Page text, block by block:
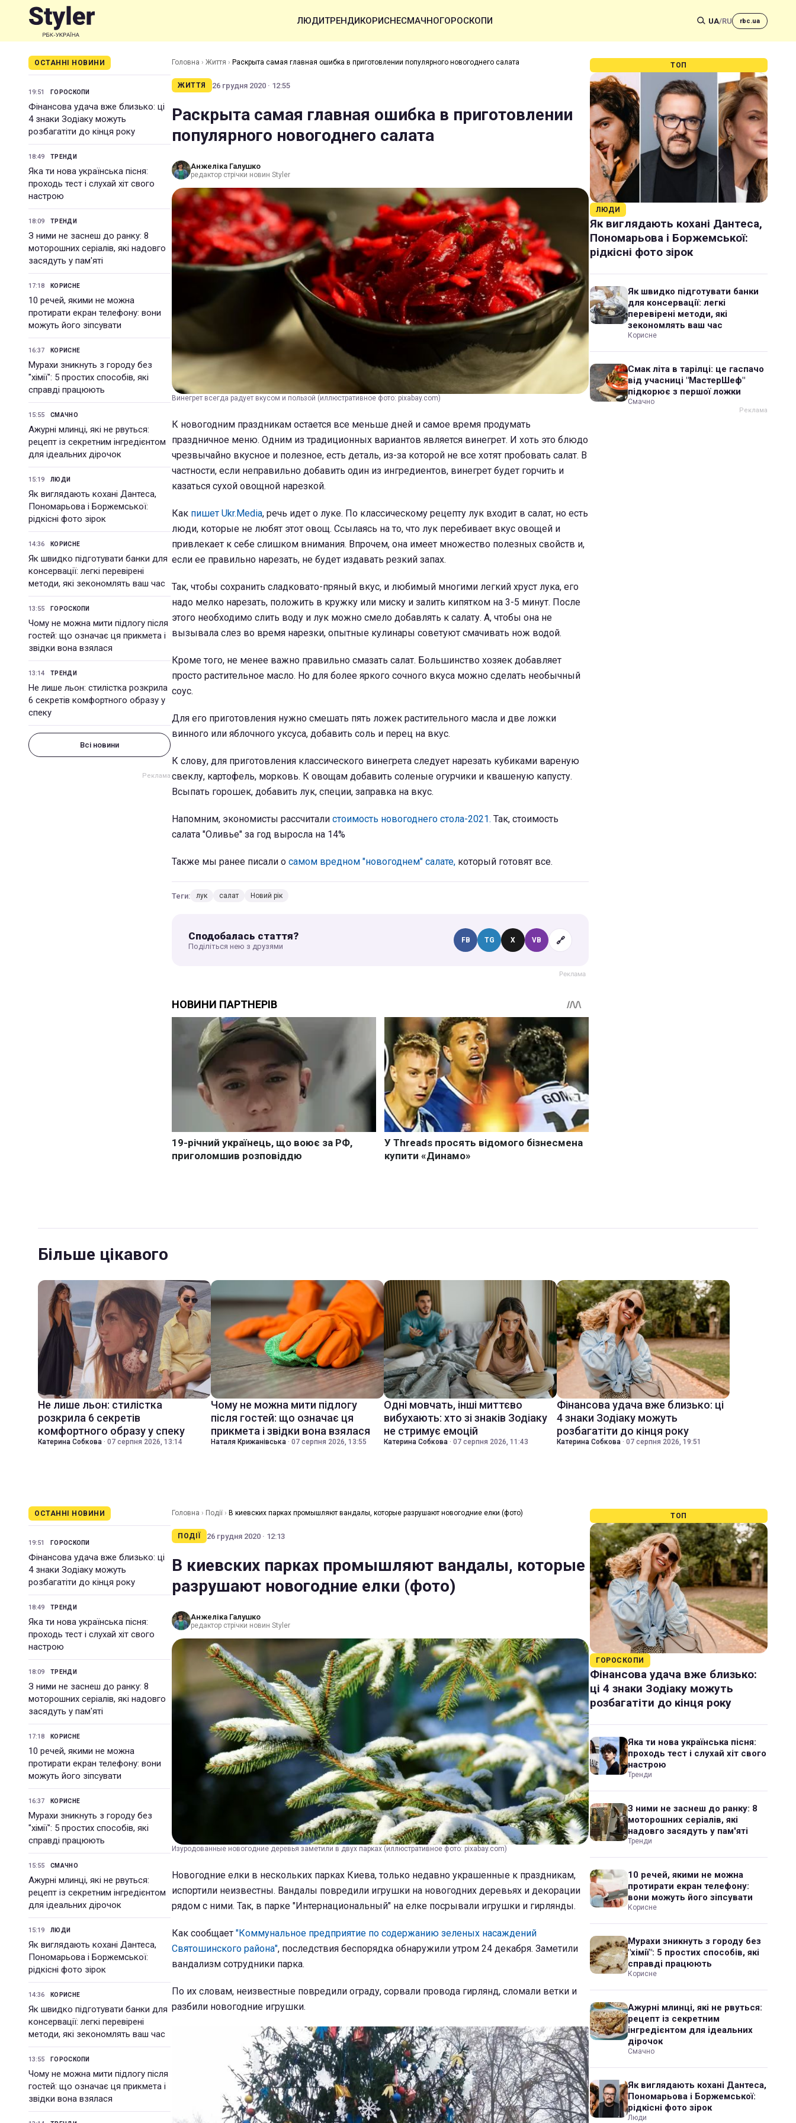
ЛЮДИТРЕНДИКОРИСНЕСМАЧНОГОРОСКОПИ UA/RU rbc.ua
ОСТАННІ НОВИНИ
19:51 ГОРОСКОПИ
Фінансова удача вже близько: ці
4 знаки Зодіаку можуть
розбагатіти до кінця року
18:49 ТРЕНДИ
Яка ти нова українська пісня:
проходь тест і слухай хіт свого
настрою
18:09 ТРЕНДИ
З ними не заснеш до ранку: 8
моторошних серіалів, які надовго
засядуть у пам'яті
17:18 КОРИСНЕ
10 речей, якими не можна
протирати екран телефону: вони
можуть його зіпсувати
16:37 КОРИСНЕ
Мурахи зникнуть з городу без
"хімії": 5 простих способів, які
справді працюють
15:55 СМАЧНО
Ажурні млинці, які не рвуться:
рецепт із секретним інгредієнтом
для ідеальних дірочок
15:19 ЛЮДИ
Як виглядають кохані Дантеса,
Пономарьова і Боржемської:
рідкісні фото зірок
14:36 КОРИСНЕ
Як швидко підготувати банки для
консервації: легкі перевірені
методи, які зекономлять ваш час
13:55 ГОРОСКОПИ
Чому не можна мити підлогу після
гостей: що означає ця прикмета і
звідки вона взялася
13:14 ТРЕНДИ
Не лише льон: стилістка розкрила
6 секретів комфортного образу у
спеку
Всі новини
Головна › Життя › Раскрыта самая главная ошибка в приготовлении популярного новогоднего салата
ЖИТТЯ 26 грудня 2020 · 12:55
Раскрыта самая главная ошибка в приготовлении
популярного новогоднего салата
Анжеліка Галушко
редактор стрічки новин Styler
Винегрет всегда радует вкусом и пользой (иллюстративное фото: pixabay.com)
К новогодним праздникам остается все меньше дней и самое время продумать
праздничное меню. Одним из традиционных вариантов является винегрет. И хоть это блюдо
чрезвычайно вкусное и полезное, есть деталь, из-за которой не все хотят пробовать салат. В
частности, если неправильно добавить один из ингредиентов, винегрет будет горчить и
казаться сухой овощной нарезкой.
Как пишет Ukr.Media, речь идет о луке. По классическому рецепту лук входит в салат, но есть
люди, которые не любят этот овощ. Ссылаясь на то, что лук перебивает вкус овощей и
привлекает к себе слишком внимания. Впрочем, она имеет множество полезных свойств и,
если ее правильно нарезать, не будет издавать резкий запах.
Так, чтобы сохранить сладковато-пряный вкус, и любимый многими легкий хруст лука, его
надо мелко нарезать, положить в кружку или миску и залить кипятком на 3-5 минут. После
этого необходимо слить воду и лук можно смело добавлять к салату. А, чтобы она не
вызывала слез во время нарезки, опытные кулинары советуют смачивать нож водой.
Кроме того, не менее важно правильно смазать салат. Большинство хозяек добавляет
просто растительное масло. Но для более яркого сочного вкуса можно сделать необычный
соус.
Для его приготовления нужно смешать пять ложек растительного масла и две ложки
винного или яблочного уксуса, добавить соль и перец на вкус.
К слову, для приготовления классического винегрета следует нарезать кубиками вареную
свеклу, картофель, морковь. К овощам добавить соленые огурчики и квашеную капусту.
Всыпать горошек, добавить лук, специи, заправка на вкус.
Напомним, экономисты рассчитали стоимость новогоднего стола-2021. Так, стоимость
салата "Оливье" за год выросла на 14%
Также мы ранее писали о самом вредном "новогоднем" салате, который готовят все.
Теги: лук салат Новий рік
Сподобалась стаття?
Поділіться нею з друзями
FB TG X VB 🔗
ТОП
ЛЮДИ
Як виглядають кохані Дантеса,
Пономарьова і Боржемської:
рідкісні фото зірок
Як швидко підготувати банки
для консервації: легкі
перевірені методи, які
зекономлять ваш час
Корисне
Смак літа в тарілці: це гаспачо
від учасниці "МастерШеф"
підкорює з першої ложки
Смачно
Більше цікавого
Не лише льон: стилістка
розкрила 6 секретів
комфортного образу у спеку
Катерина Собкова · 07 серпня 2026, 13:14
Чому не можна мити підлогу
після гостей: що означає ця
прикмета і звідки вона взялася
Наталя Крижанівська · 07 серпня 2026, 13:55
Одні мовчать, інші миттєво
вибухають: хто зі знаків Зодіаку
не стримує емоцій
Катерина Собкова · 07 серпня 2026, 11:43
Фінансова удача вже близько: ці
4 знаки Зодіаку можуть
розбагатіти до кінця року
Катерина Собкова · 07 серпня 2026, 19:51
ОСТАННІ НОВИНИ
19:51 ГОРОСКОПИ
Фінансова удача вже близько: ці
4 знаки Зодіаку можуть
розбагатіти до кінця року
18:49 ТРЕНДИ
Яка ти нова українська пісня:
проходь тест і слухай хіт свого
настрою
18:09 ТРЕНДИ
З ними не заснеш до ранку: 8
моторошних серіалів, які надовго
засядуть у пам'яті
17:18 КОРИСНЕ
10 речей, якими не можна
протирати екран телефону: вони
можуть його зіпсувати
16:37 КОРИСНЕ
Мурахи зникнуть з городу без
"хімії": 5 простих способів, які
справді працюють
15:55 СМАЧНО
Ажурні млинці, які не рвуться:
рецепт із секретним інгредієнтом
для ідеальних дірочок
15:19 ЛЮДИ
Як виглядають кохані Дантеса,
Пономарьова і Боржемської:
рідкісні фото зірок
14:36 КОРИСНЕ
Як швидко підготувати банки для
консервації: легкі перевірені
методи, які зекономлять ваш час
13:55 ГОРОСКОПИ
Чому не можна мити підлогу після
гостей: що означає ця прикмета і
звідки вона взялася
Головна › Події › В киевских парках промышляют вандалы, которые разрушают новогодние елки (фото)
ПОДІЇ 26 грудня 2020 · 12:13
В киевских парках промышляют вандалы, которые
разрушают новогодние елки (фото)
Анжеліка Галушко
редактор стрічки новин Styler
Изуродованные новогодние деревья заметили в двух парках (иллюстративное фото: pixabay.com)
Новогодние елки в нескольких парках Киева, только недавно украшенные к праздникам,
испортили неизвестны. Вандалы повредили игрушки на новогодних деревьях и декорации
рядом с ними. Так, в парке "Интернациональный" на елке посрывали игрушки и гирлянды.
Как сообщает "Коммунальное предприятие по содержанию зеленых насаждений
Святошинского района", последствия беспорядка обнаружили утром 24 декабря. Заметили
вандализм сотрудники парка.
По их словам, неизвестные повредили ограду, сорвали провода гирлянд, сломали ветки и
разбили новогодние игрушки.
ТОП
ГОРОСКОПИ
Фінансова удача вже близько:
ці 4 знаки Зодіаку можуть
розбагатіти до кінця року
Яка ти нова українська пісня:
проходь тест і слухай хіт свого
настрою
Тренди
З ними не заснеш до ранку: 8
моторошних серіалів, які
надовго засядуть у пам'яті
Тренди
10 речей, якими не можна
протирати екран телефону:
вони можуть його зіпсувати
Корисне
Мурахи зникнуть з городу без
"хімії": 5 простих способів, які
справді працюють
Корисне
Ажурні млинці, які не рвуться:
рецепт із секретним
інгредієнтом для ідеальних
дірочок
Смачно
Як виглядають кохані Дантеса,
Пономарьова і Боржемської:
рідкісні фото зірок
Люди